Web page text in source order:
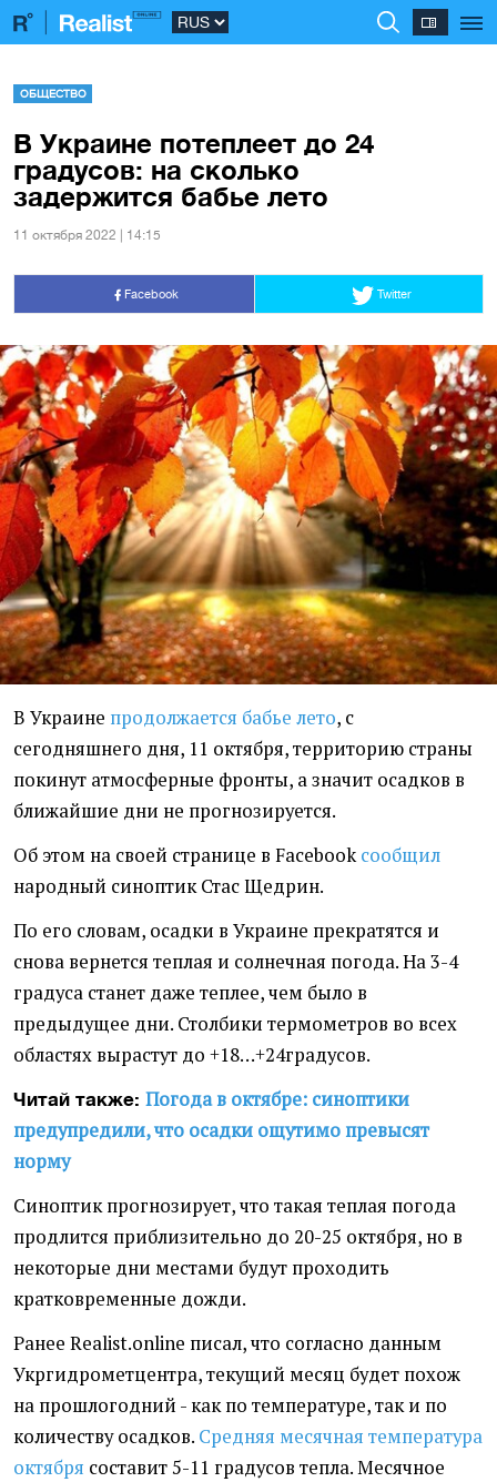
ОБЩЕСТВО
В Украине потеплеет до 24
градусов: на сколько
задержится бабье лето
11 октября 2022 | 14:15
Facebook Twitter
В Украине продолжается бабье лето, с
сегодняшнего дня, 11 октября, территорию страны
покинут атмосферные фронты, а значит осадков в
ближайшие дни не прогнозируется.
Об этом на своей странице в Facebookсообщил
народный синоптик Стас Щедрин.
По его словам, осадки в Украине прекратятся и
снова вернется теплая и солнечная погода. На 3-4
градуса станет даже теплее, чем было в
предыдущее дни. Столбики термометров во всех
областях вырастут до +18…+24градусов.
Читай также: Погода в октябре: синоптики
предупредили, что осадки ощутимо превысят
норму
Синоптик прогнозирует, что такая теплая погода
продлится приблизительно до 20-25 октября, но в
некоторые дни местами будут проходить
кратковременные дожди.
Ранее Realist.online писал, что согласно данным
Укргидрометцентра, текущий месяц будет похож
на прошлогодний - как по температуре, так и по
количеству осадков. Средняя месячная температура
октября составит 5-11 градусов тепла. Месячное